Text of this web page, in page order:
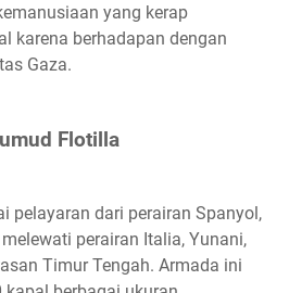
yang kerap
karena berhadapan dengan
Gaza.
Flotilla
pelayaran dari perairan Spanyol,
perairan Italia, Yunani,
Timur Tengah. Armada ini